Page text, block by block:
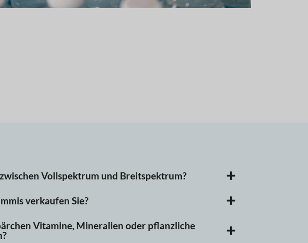
Vollspektrum und Breitspektrum?
verkaufen Sie?
Vitamine, Mineralien oder pflanzliche